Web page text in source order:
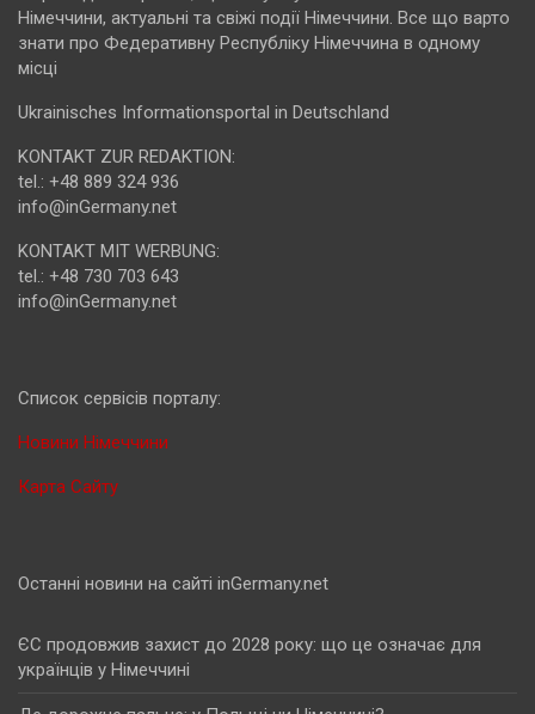
Німеччини, актуальні та свіжі події Німеччини. Все що варто
знати про Федеративну Республіку Німеччина в одному
місці
Ukrainisches Informationsportal in Deutschland
KONTAKT ZUR REDAKTION:
tel.: +48 889 324 936
info@inGermany.net
KONTAKT MIT WERBUNG:
tel.: +48 730 703 643
info@inGermany.net
Cписок сервісів порталу:
Новини Німеччини
Карта Сайту
Останні новини на сайті inGermany.net
ЄС продовжив захист до 2028 року: що це означає для
українців у Німеччині